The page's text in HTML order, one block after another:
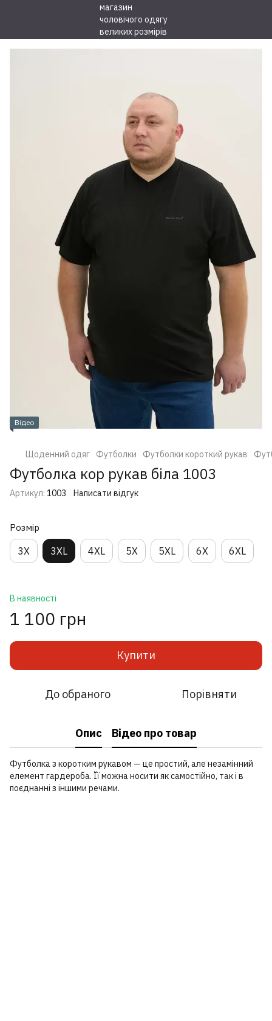
Відео
Щоденний одяг Футболки Футболки короткий рукав
Футболка кор рукав біла 1003
Артикул: 1003 Написати відгук
Розмір
3X 3XL 4XL 5X 5XL 6X 6XL
В наявності
1 100 грн
Купити
До обраного Порівняти
Опис Відео про товар
Футболка з коротким рукавом — це простий, але незамінний
елемент гардероба. Її можна носити як самостійно, так і в
поєднанні з іншими речами.